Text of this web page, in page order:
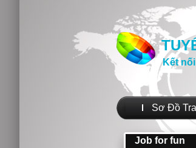
Kết
Sơ Đồ
Job for fun